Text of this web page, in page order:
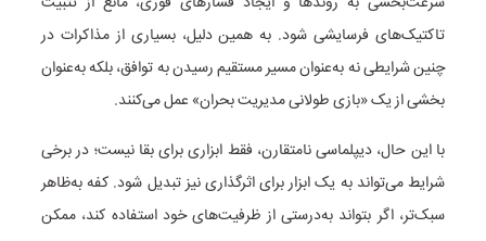
تاکتیک‌های فرسایشی شود. به همین دلیل، بسیاری از مذاکرات در
چنین شرایطی نه به‌عنوان مسیر مستقیم رسیدن به توافق، بلکه به‌عنوان
بخشی از یک «بازی طولانی مدیریت بحران» عمل می‌کنند.
با این حال، دیپلماسی نامتقارن، فقط ابزاری برای بقا نیست؛ در برخی
شرایط می‌تواند به یک ابزار برای اثرگذاری نیز تبدیل شود. کفه به‌ظاهر
سبک‌تر، اگر بتواند به‌درستی از ظرفیت‌های خود استفاده کند، ممکن